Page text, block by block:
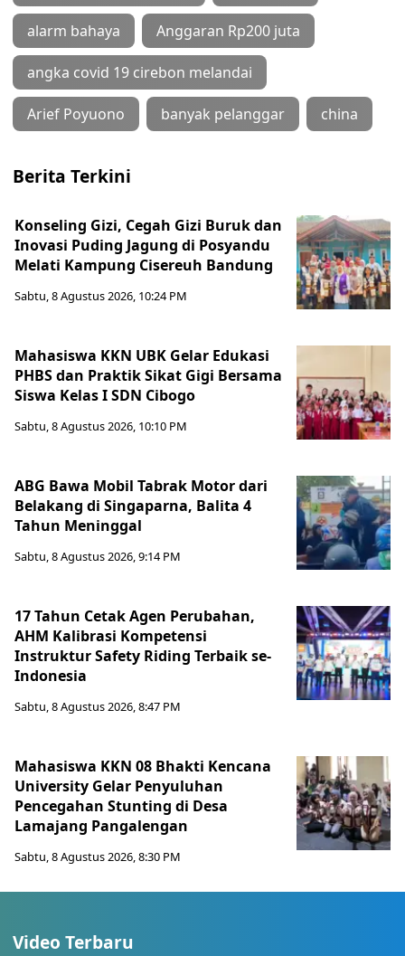
alarm bahaya Anggaran Rp200 juta
angka covid 19 cirebon melandai
Arief Poyuono banyak pelanggar china
Berita Terkini
Konseling Gizi, Cegah Gizi Buruk dan
Inovasi Puding Jagung di Posyandu
Melati Kampung Cisereuh Bandung
Sabtu, 8 Agustus 2026, 10:24 PM
Mahasiswa KKN UBK Gelar Edukasi
PHBS dan Praktik Sikat Gigi Bersama
Siswa Kelas I SDN Cibogo
Sabtu, 8 Agustus 2026, 10:10 PM
ABG Bawa Mobil Tabrak Motor dari
Belakang di Singaparna, Balita 4
Tahun Meninggal
Sabtu, 8 Agustus 2026, 9:14 PM
17 Tahun Cetak Agen Perubahan,
AHM Kalibrasi Kompetensi
Instruktur Safety Riding Terbaik se-
Indonesia
Sabtu, 8 Agustus 2026, 8:47 PM
Mahasiswa KKN 08 Bhakti Kencana
University Gelar Penyuluhan
Pencegahan Stunting di Desa
Lamajang Pangalengan
Sabtu, 8 Agustus 2026, 8:30 PM
Video Terbaru